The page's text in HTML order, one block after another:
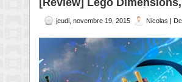
[Review] Lego
jeudi, novembre 19, 2015 Nicolas |